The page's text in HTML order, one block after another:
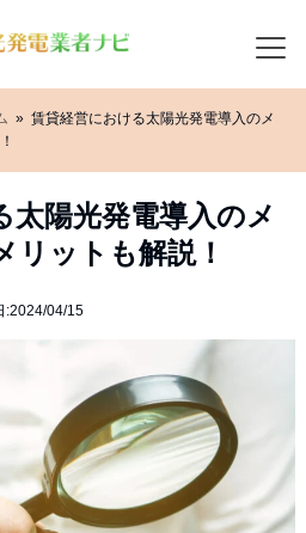
» 賃貸経営における太陽光発電導入のメ
太陽光発電導入のメ
リットも解説！
04/15